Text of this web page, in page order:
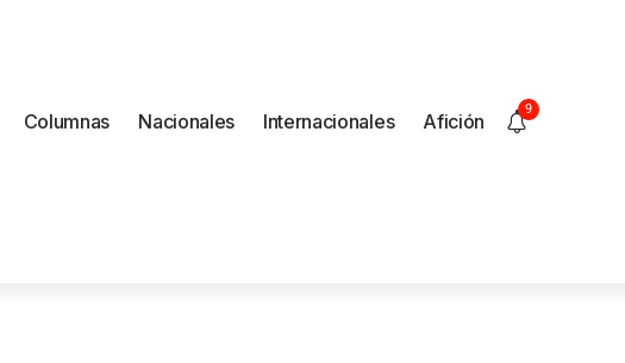
Columnas Nacionales Internacionales Afición
9